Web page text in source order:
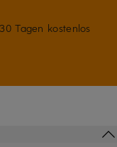
Tagen kostenlos